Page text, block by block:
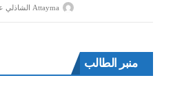
Attayma الشاذلي عرايبية
منبر الطالب